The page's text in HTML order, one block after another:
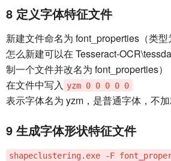
8 定义字体特征文件
新建文件命名为 font_properties（类
怎么新建可以在 Tesseract-
制一个文件并改名为 font_properties）
在文件中写入 yzm 0 0 0 0 0
表示字体名为 yzm，是普通字体，不
9 生成字体形状特征文件
shapeclustering.exe -F